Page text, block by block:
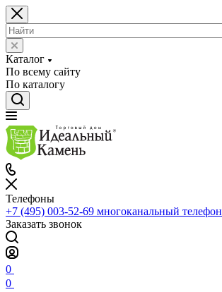
Каталог
По всему сайту
По каталогу
Телефоны
+7 (495) 003-52-69 многоканальный телефон
Заказать звонок
0
0